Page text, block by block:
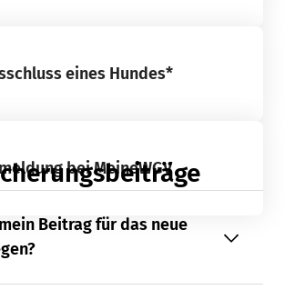
eines Hundes*
bei MeineWGV
Beitrag für das neue